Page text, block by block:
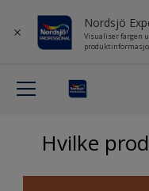
Nordsjö
Visualiser fargen
Hvilke